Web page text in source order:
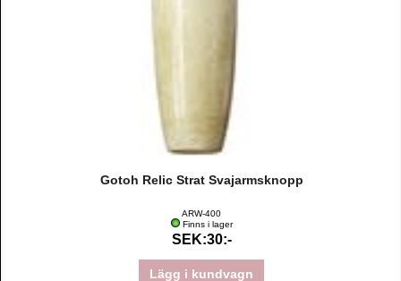
Gotoh Relic Strat Svajarmsknopp
ARW-400
Finns i lager
SEK:30:-
Lägg i kundvagn